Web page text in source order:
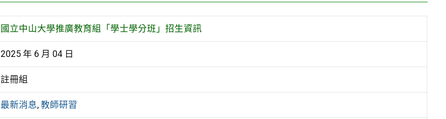
國立中山大學推廣教育組「學士學分班」招生資訊
2025 年 6 月 04 日
註冊組
最新消息, 教師研習